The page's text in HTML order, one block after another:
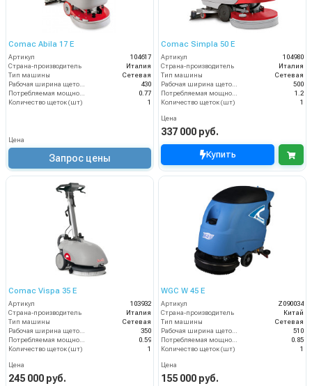
Comac Abila 17 E
Артикул
104617
Страна-производитель
Италия
Тип машины
Сетевая
Рабочая ширина щеток (мм)
430
Потребляемая мощность (кВт)
0.77
Количество щеток (шт)
1
Цена
Запрос цены
Comac Simpla 50 E
Артикул
104980
Страна-производитель
Италия
Тип машины
Сетевая
Рабочая ширина щеток (мм)
500
Потребляемая мощность (кВт)
1.2
Количество щеток (шт)
1
Цена
337 000 руб.
Купить
Comac Vispa 35 Е
Артикул
103932
Страна-производитель
Италия
Тип машины
Сетевая
350
0.59
Количество щеток (шт)
1
Цена
245 000 руб.
WGC W 45 E
Артикул
Z090034
Страна-производитель
Китай
Тип машины
Сетевая
510
0.85
Количество щеток (шт)
1
Цена
155 000 руб.